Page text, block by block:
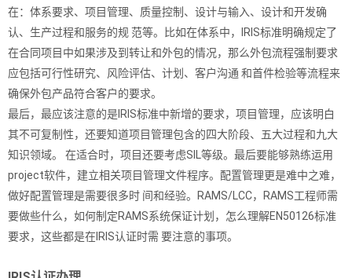
在：体系要求、项目管理、质量控制、设计与输入、设计和开发确
认、生产过程和服务的规 范等。比如在体系中，IRIS标准明确规定了
在合同项目中如果涉及到转让和外包的情况，那么外包流程强制要求
应包括可行性研究、风险评估、计划、客户沟通 和首件检验等流程来
确保外包产品符合客户的要求。
最后，最应该注意的是IRIS标准中新增的要求，项目管理，应该明白
其不可复制性，还要知道项目管理包含的四大阶段、五大过程和九大
知识领域。 在适合时，项目还要考虑SIL等级。最后要能够熟练运用
project软件，建立相关项目管理文件程序。配置管理更是难中之难，
做好配置管理是需要很多时 间和经验。RAMS/LCC，RAMS工程师需
要做些什么，如何制定RAMS系统保证计划，怎么理解EN50126标准
要求，这些都是在IRIS认证时需 要注意的事项。